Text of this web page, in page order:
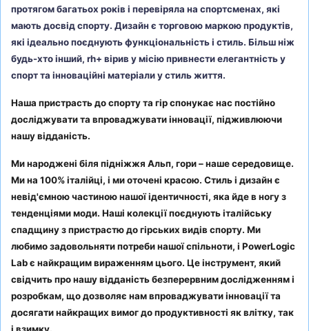
протягом багатьох років і перевіряла на спортсменах, які
мають досвід спорту. Дизайн є торговою маркою продуктів,
які ідеально поєднують функціональність і стиль. Більш ніж
будь-хто інший, rh+ вірив у місію привнести елегантність у
спорт та інноваційні матеріали у стиль життя.
Наша пристрасть до спорту та гір спонукає нас постійно
досліджувати та впроваджувати інновації, підживлюючи
нашу відданість.
Ми народжені біля підніжжя Альп, гори – наше середовище.
Ми на 100% італійці, і ми оточені красою. Стиль і дизайн є
невід'ємною частиною нашої ідентичності, яка йде в ногу з
тенденціями моди. Наші колекції поєднують італійську
спадщину з пристрастю до гірських видів спорту. Ми
любимо задовольняти потреби нашої спільноти, і PowerLogic
Lab є найкращим вираженням цього. Це інструмент, який
свідчить про нашу відданість безперервним дослідженням і
розробкам, що дозволяє нам впроваджувати інновації та
досягати найкращих вимог до продуктивності як влітку, так
і взимку.